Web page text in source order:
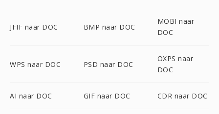
JFIF naar DOC BMP naar DOC
MOBI naar
DOC
WPS naar DOC PSD naar DOC
OXPS naar
DOC
AI naar DOC GIF naar DOC CDR naar DOC